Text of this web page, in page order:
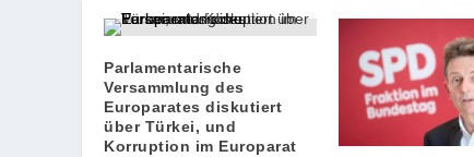
Parlamentarische
Versammlung des
Europarates diskutiert
über Türkei, und
Korruption im Europarat